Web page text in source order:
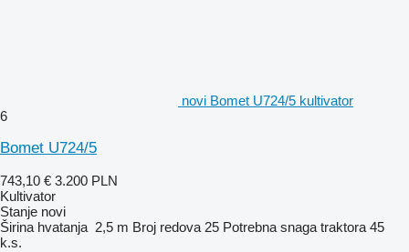
novi Bomet U724/5 kultivator
6
Bomet U724/5
743,10 € 3.200 PLN
Kultivator
Stanje novi
Širina hvatanja 2,5 m Broj redova 25 Potrebna snaga traktora 45
k.s.